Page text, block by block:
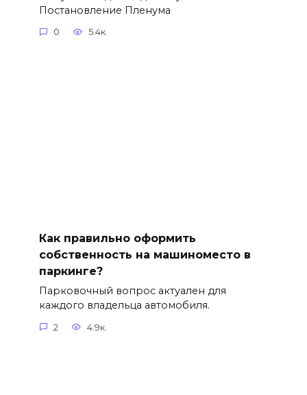
Постановление Пленума
0 5.4к.
Как правильно оформить
собственность на машиноместо в
паркинге?
Парковочный вопрос актуален для
каждого владельца автомобиля.
2 4.9к.